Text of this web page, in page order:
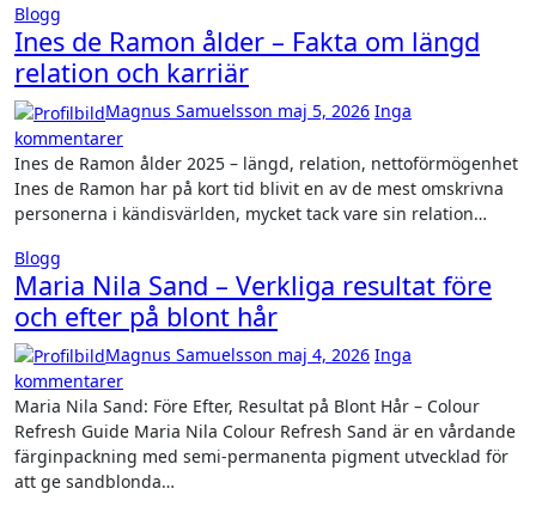
Blogg
Ines de Ramon ålder – Fakta om längd
relation och karriär
Magnus Samuelsson maj 5, 2026 Inga
kommentarer
Ines de Ramon ålder 2025 – längd, relation, nettoförmögenhet
Ines de Ramon har på kort tid blivit en av de mest omskrivna
personerna i kändisvärlden, mycket tack vare sin relation…
Blogg
Maria Nila Sand – Verkliga resultat före
och efter på blont hår
Magnus Samuelsson maj 4, 2026 Inga
kommentarer
Maria Nila Sand: Före Efter, Resultat på Blont Hår – Colour
Refresh Guide Maria Nila Colour Refresh Sand är en vårdande
färginpackning med semi-permanenta pigment utvecklad för
att ge sandblonda…